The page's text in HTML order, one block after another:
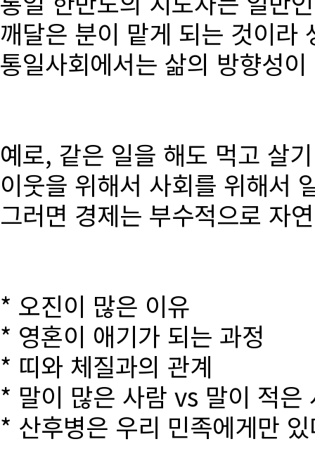
깨달은 분이 맡게 되는 것이라
통일사회에서는 삶의 방향성
예로, 같은 일을 해도 먹고 살
이웃을 위해서 사회를 위해서
그러면 경제는 부수적으로 자
* 오진이 많은 이유
* 영혼이 애기가 되는 과정
* 띠와 체질과의 관계
* 말이 많은 사람 vs 말이 적은
* 산후병은 우리 민족에게만